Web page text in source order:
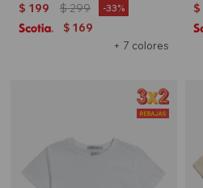
+ 7 colores
$ 199 $299 33
$ 169
$